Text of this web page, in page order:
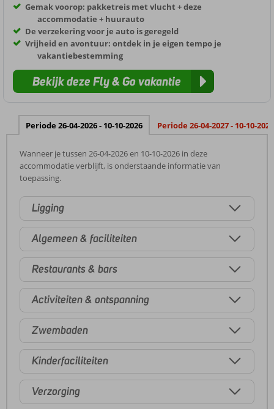
Gemak voorop: pakketreis met vlucht + deze
accommodatie + huurauto
De verzekering voor je auto is geregeld
Vrijheid en avontuur: ontdek in je eigen tempo je
vakantiebestemming
Bekijk deze Fly & Go vakantie
Periode 26-04-2026 - 10-10-2026 Periode 26-04-2027 - 10-10-2027
Wanneer je tussen 26-04-2026 en 10-10-2026 in deze
accommodatie verblijft, is onderstaande informatie van
toepassing.
Ligging
Algemeen & faciliteiten
Restaurants & bars
Activiteiten & ontspanning
Zwembaden
Kinderfaciliteiten
Verzorging